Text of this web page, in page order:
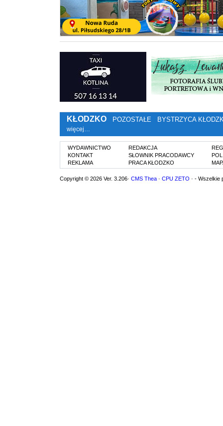
KŁODZKO POZOSTAŁE BYSTRZYCA
więcej…
WYDAWNICTWO
KONTAKT
REKLAMA
REDAKCJA
SŁOWNIK PRACODAWCY
PRACA KŁODZKO
Copyright © 2026 Ver. 3.206· CMS Thea · CPU ZETO · - Wszelkie